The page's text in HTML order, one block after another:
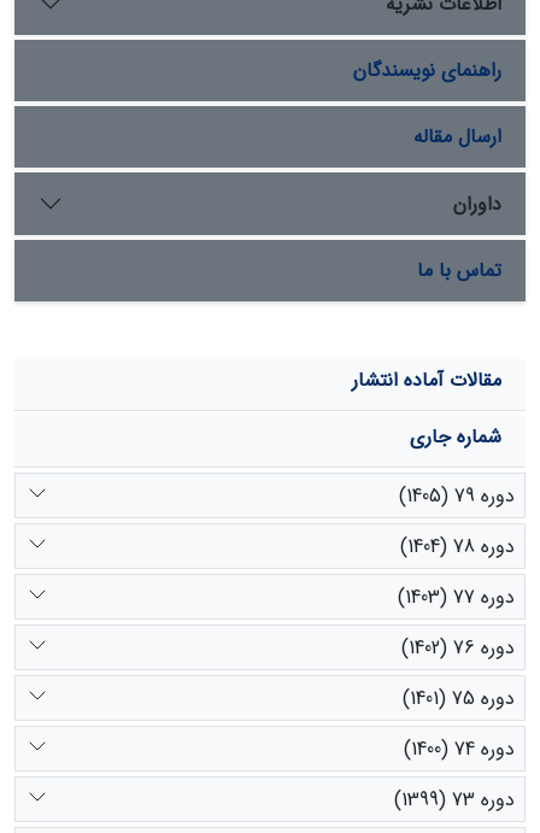
راهنمای نویسندگان
ارسال مقاله
داوران
تماس با ما
مقالات آماده انتشار
شماره جاری
دوره 79 (1405)
دوره 78 (1404)
دوره 77 (1403)
دوره 76 (1402)
دوره 75 (1401)
دوره 74 (1400)
دوره 73 (1399)